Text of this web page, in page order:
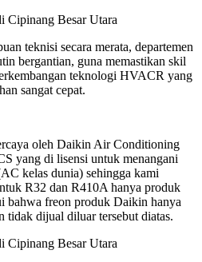
teknisi secara merata, departemen
bergantian, guna memastikan skil
teknologi HVACR yang
sangat cepat.
oleh Daikin Air Conditioning
yang di lisensi untuk menangani
kelas dunia) sehingga kami
R32 dan R410A hanya produk
bahwa freon produk Daikin hanya
tidak dijual diluar tersebut diatas.